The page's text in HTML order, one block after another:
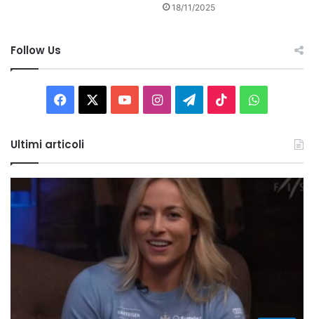
18/11/2025
Follow Us
Facebook You InstagramTelegram
TikTok
Ultimi articoli